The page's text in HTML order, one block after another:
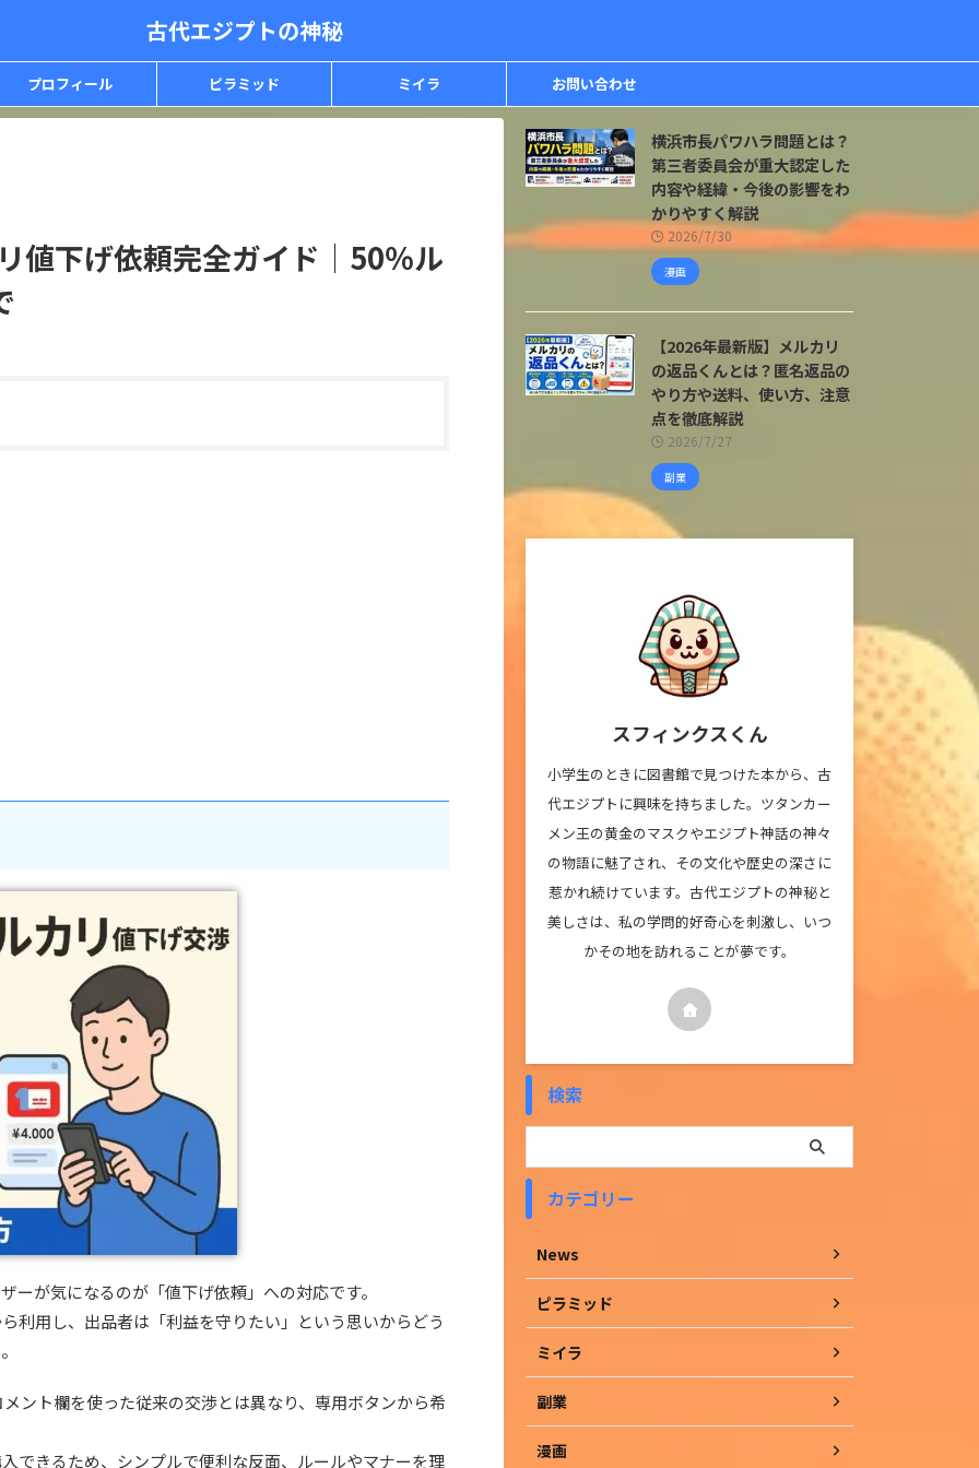
古代エジプトの神秘
プロフィール ピラミッド ミイラ お問い合わせ
値下げ依頼完全ガイド｜50％ル
ーが気になるのが「値下げ依頼」への対応です。
利用し、出品者は「利益を守りたい」という思いからどう
ント欄を使った従来の交渉とは異なり、専用ボタンから希
できるため、シンプルで便利な反面、ルールやマナーを理
横浜市長パワハラ問題とは？
第三者委員会が重大認定した
内容や経緯・今後の影響をわ
かりやすく解説
2026/7/30
漫画
【2026年最新版】メルカリ
の返品くんとは？匿名返品の
やり方や送料、使い方、注意
点を徹底解説
2026/7/27
副業
スフィンクスくん
小学生のときに図書館で見つけた本から、古
代エジプトに興味を持ちました。ツタンカー
メン王の黄金のマスクやエジプト神話の神々
の物語に魅了され、その文化や歴史の深さに
惹かれ続けています。古代エジプトの神秘と
美しさは、私の学問的好奇心を刺激し、いつ
かその地を訪れることが夢です。
検索
カテゴリー
News
ピラミッド
ミイラ
副業
漫画